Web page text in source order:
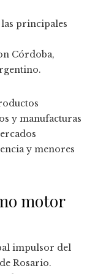
principales
Córdoba,
y manufacturas
y menores
motor
impulsor del
Rosario.